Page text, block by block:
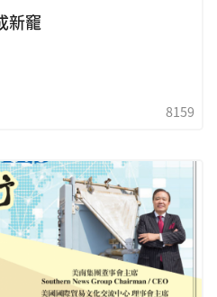
新竉
8159